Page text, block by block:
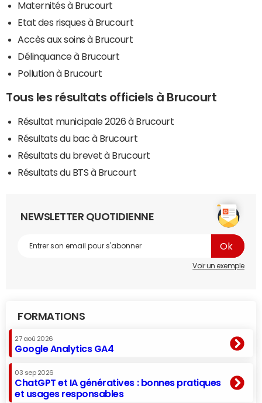
Maternités à Brucourt
Etat des risques à Brucourt
Accès aux soins à Brucourt
Délinquance à Brucourt
Pollution à Brucourt
Tous les résultats officiels à Brucourt
Résultat municipale 2026 à Brucourt
Résultats du bac à Brucourt
Résultats du brevet à Brucourt
Résultats du BTS à Brucourt
NEWSLETTER QUOTIDIENNE
Voir un exemple
FORMATIONS
27 aoû 2026
Google Analytics GA4
03 sep 2026
ChatGPT et IA génératives : bonnes pratiques
et usages responsables